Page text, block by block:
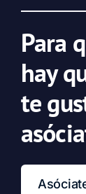
Para
hay
te